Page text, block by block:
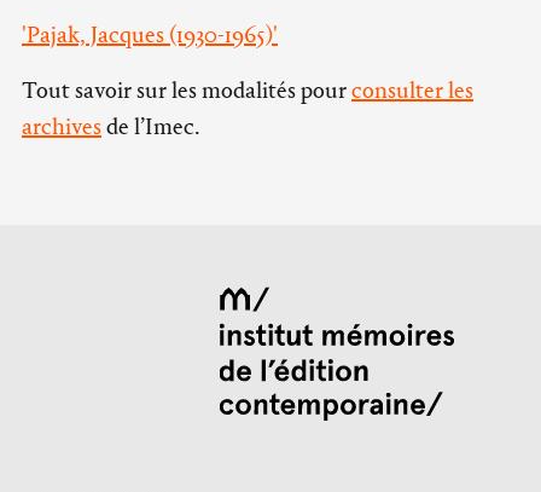
'Pajak, Jacques (1930-1965)'
Tout savoir sur les modalités pourconsulter les
archivesde l’Imec.